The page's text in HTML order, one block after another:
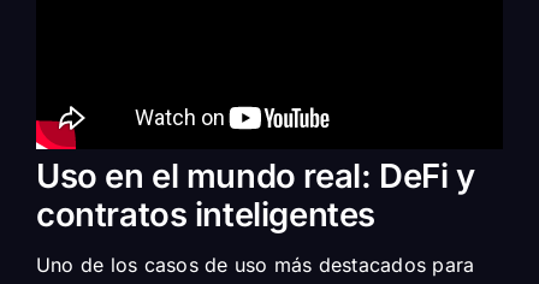
Uso en el mundo real: DeFi y
contratos inteligentes
Uno de los casos de uso más destacados para